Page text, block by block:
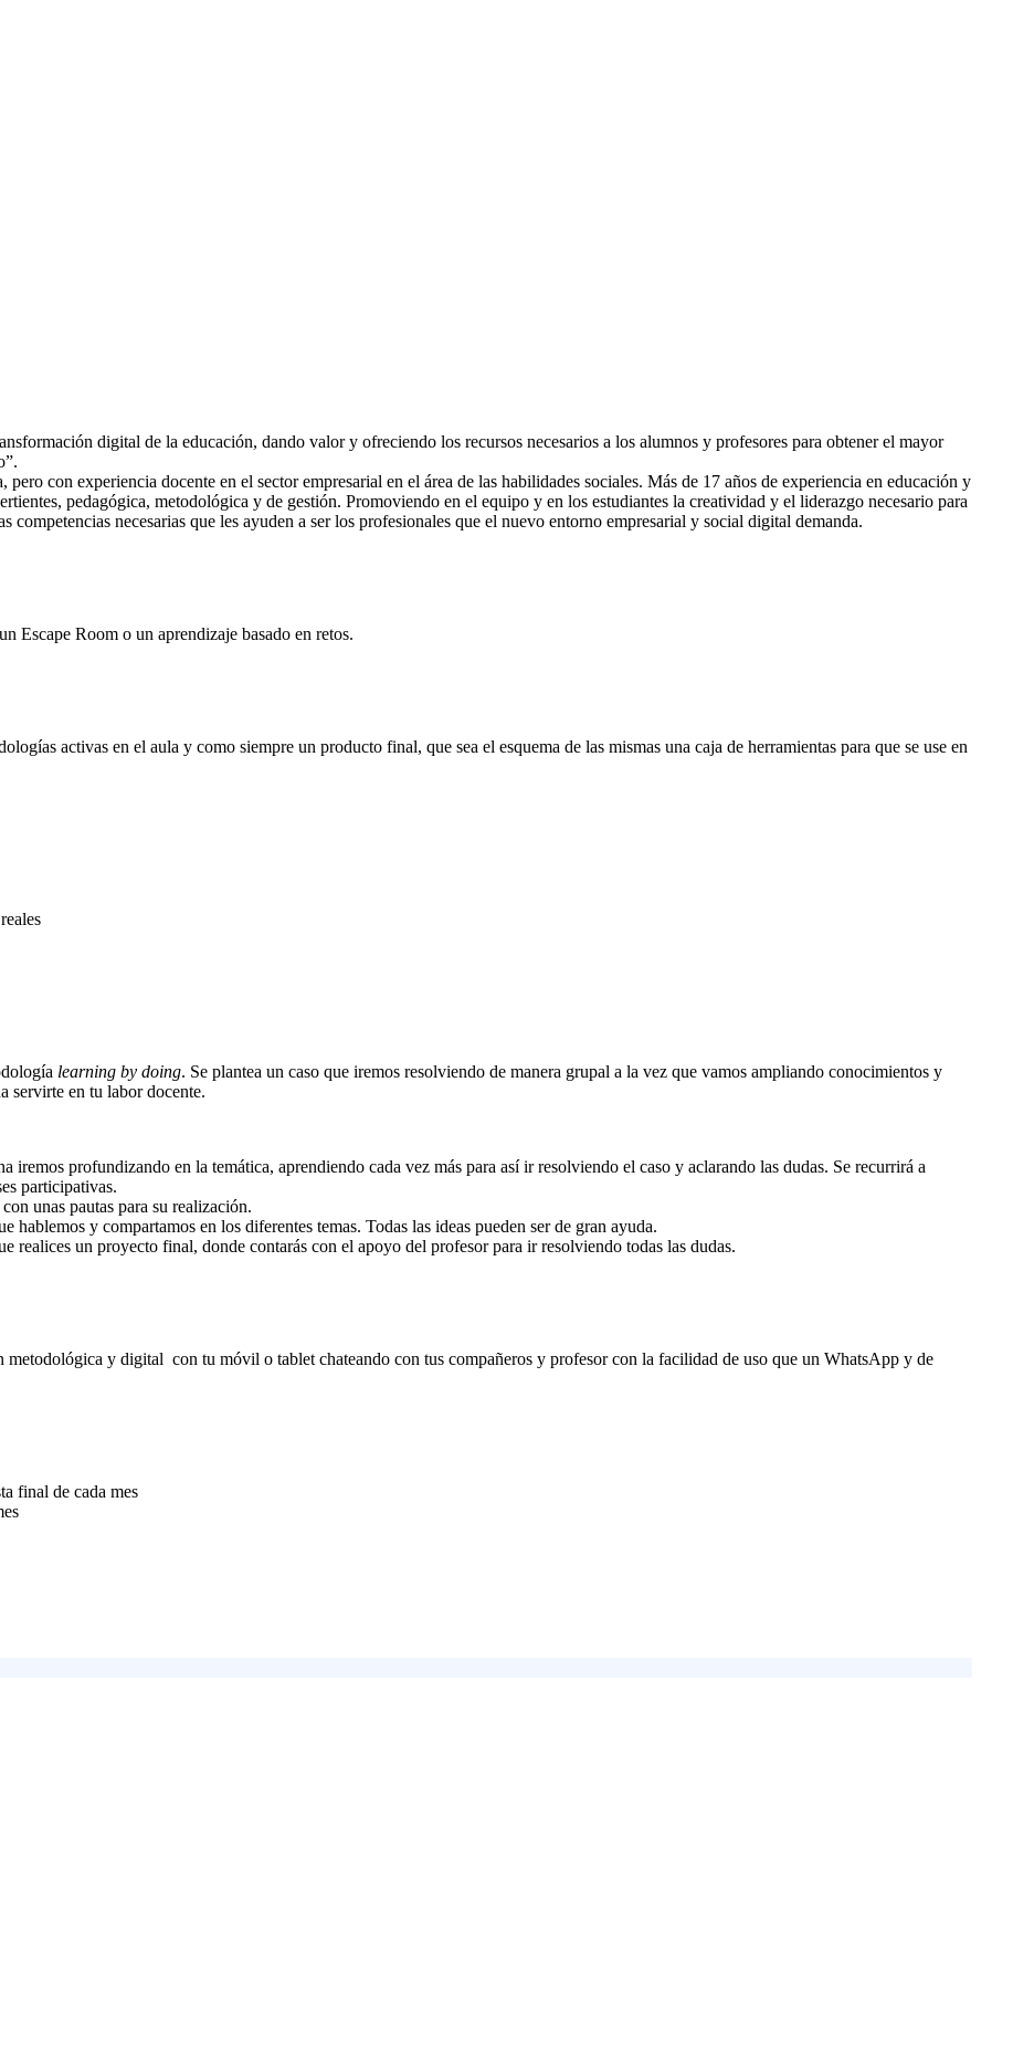
digital de la educación, dando valor y ofreciendo los recursos necesarios a los alumnos y profesores para obtener el mayor
con experiencia docente en el sector empresarial en el área de las habilidades sociales. Más de 17 años de experiencia en educación y
pedagógica, metodológica y de gestión. Promoviendo en el equipo y en los estudiantes la creatividad y el liderazgo necesario para
competencias necesarias que les ayuden a ser los profesionales que el nuevo entorno empresarial y social digital demanda.
Escape Room o un aprendizaje basado en retos.
activas en el aula y como siempre un producto final, que sea el esquema de las mismas una caja de herramientas para que se use en
learning by doing. Se plantea un caso que iremos resolviendo de manera grupal a la vez que vamos ampliando conocimientos y
servirte en tu labor docente.
iremos profundizando en la temática, aprendiendo cada vez más para así ir resolviendo el caso y aclarando las dudas. Se recurrirá a
participativas.
unas pautas para su realización.
hablemos y compartamos en los diferentes temas. Todas las ideas pueden ser de gran ayuda.
realices un proyecto final, donde contarás con el apoyo del profesor para ir resolviendo todas las dudas.
y digital con tu móvil o tablet chateando con tus compañeros y profesor con la facilidad de uso que un WhatsApp y de
final de cada mes